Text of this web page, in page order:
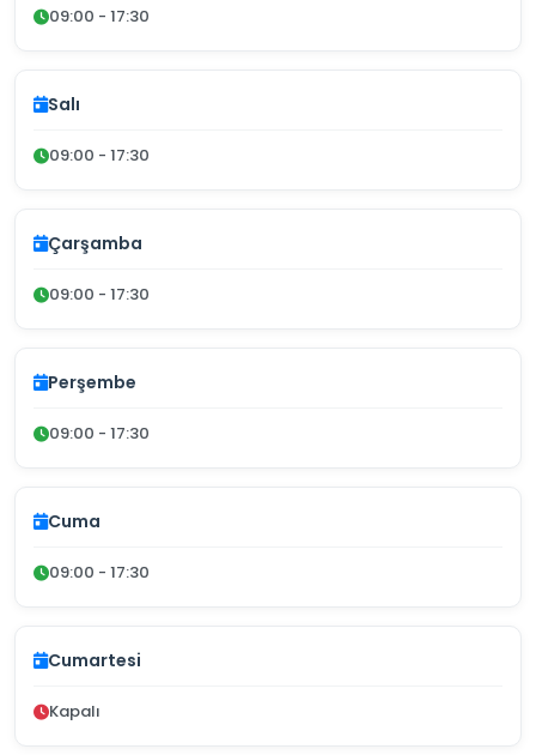
09:00 - 17:30
Salı
09:00 - 17:30
Çarşamba
09:00 - 17:30
Perşembe
09:00 - 17:30
Cuma
09:00 - 17:30
Cumartesi
Kapalı